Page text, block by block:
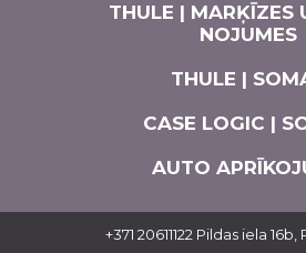
THULE | MARĶĪZES
NOJUMES
THULE |
CASE LOGIC |
AUTO
+371 20611122 Pildas iela 16b,